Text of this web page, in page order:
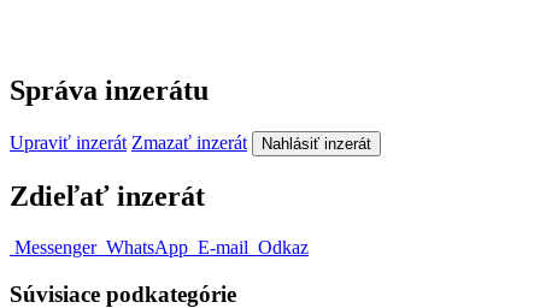
Správa inzerátu
Upraviť inzerát Zmazať inzerát Nahlásiť inzerát
Zdieľať inzerát
Messenger WhatsApp E-mail Odkaz
Súvisiace podkategórie